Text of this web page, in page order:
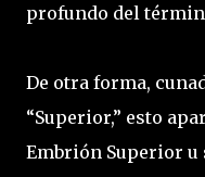
profundo del
De otra forma,
“Superior,” esto
Embrión Superior u